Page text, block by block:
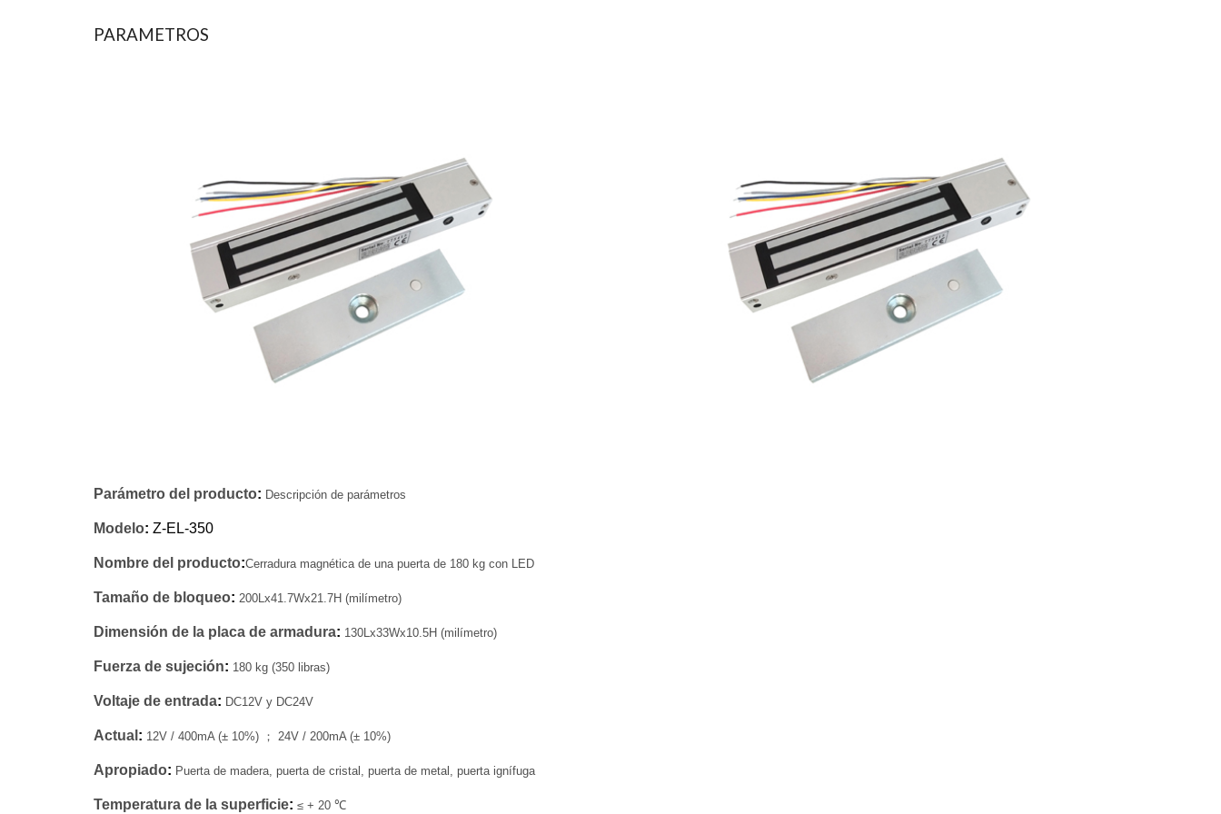
PARAMETROS
Parámetro del producto: Descripción de parámetros
Modelo: Z-EL-350
Nombre del producto:Cerradura magnética de una puerta de 180 kg con LED
Tamaño de bloqueo: 200Lx41.7Wx21.7H (milímetro)
Dimensión de la placa de armadura: 130Lx33Wx10.5H (milímetro)
Fuerza de sujeción: 180 kg (350 libras)
Voltaje de entrada: DC12V y DC24V
Actual : 12V / 400mA (± 10%) ； 24V / 200mA (± 10%)
Apropiado: Puerta de madera, puerta de cristal, puerta de metal, puerta ignífuga
Temperatura de la superficie: ≤ + 20 ℃